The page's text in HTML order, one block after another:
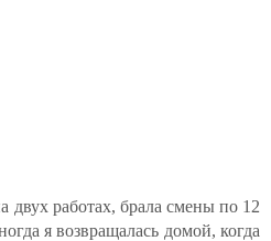
двух работах, брала смены по 12
я возвращалась домой, когда